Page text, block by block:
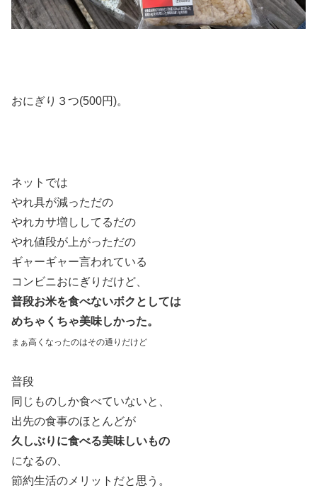
おにぎり３つ(500円)。
ネットでは
やれ具が減っただの
やれカサ増ししてるだの
やれ値段が上がっただの
ギャーギャー言われている
コンビニおにぎりだけど、
普段お米を食べないボクとしては
めちゃくちゃ美味しかった。
まぁ高くなったのはその通りだけど
普段
同じものしか食べていないと、
出先の食事のほとんどが
久しぶりに食べる美味しいもの
になるの、
節約生活のメリットだと思う。